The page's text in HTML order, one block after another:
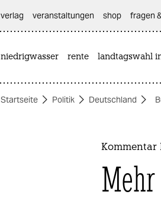
themen
verlag
veranstaltungen shop fragen
niedrigwasser rente landtagswahl
Startseite Politik Deutschland
Kommentar